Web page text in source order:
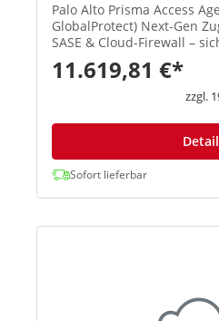
Palo Alto Prisma Access
GlobalProtect) Next-Gen Zugriffsagent für Prisma
SASE & Cloud-Firewall –
Remote-Verbindungen mit
Management. Neu: Umbenennung von
GlobalProtect → Prisma
11.619,81 €*
zzgl.
Sofort lieferbar